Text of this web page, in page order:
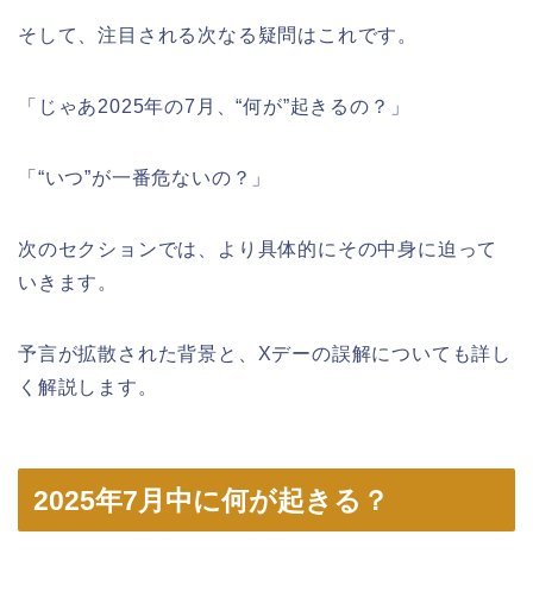
そして、注目される次なる疑問はこれです。
「じゃあ2025年の7月、“何が”起きるの？」
「“いつ”が一番危ないの？」
次のセクションでは、より具体的にその中身に迫って
いきます。
予言が拡散された背景と、Xデーの誤解についても詳し
く解説します。
2025年7月中に何が起きる？